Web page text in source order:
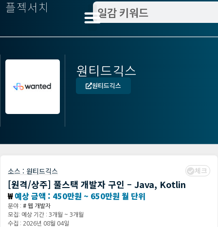
플젝서치
원티드긱스
원티드긱스
소스 : 원티드긱스 체크
[원격/상주] 풀스택 개발자 구인 – Java, Kotlin
₩예상 금액 : 450만원 ~ 650만원 월 단위
분야 : # 웹 개발자
모집: 예상 기간 : 3개월 ~ 3개월
수집 : 2026년 08월 04일